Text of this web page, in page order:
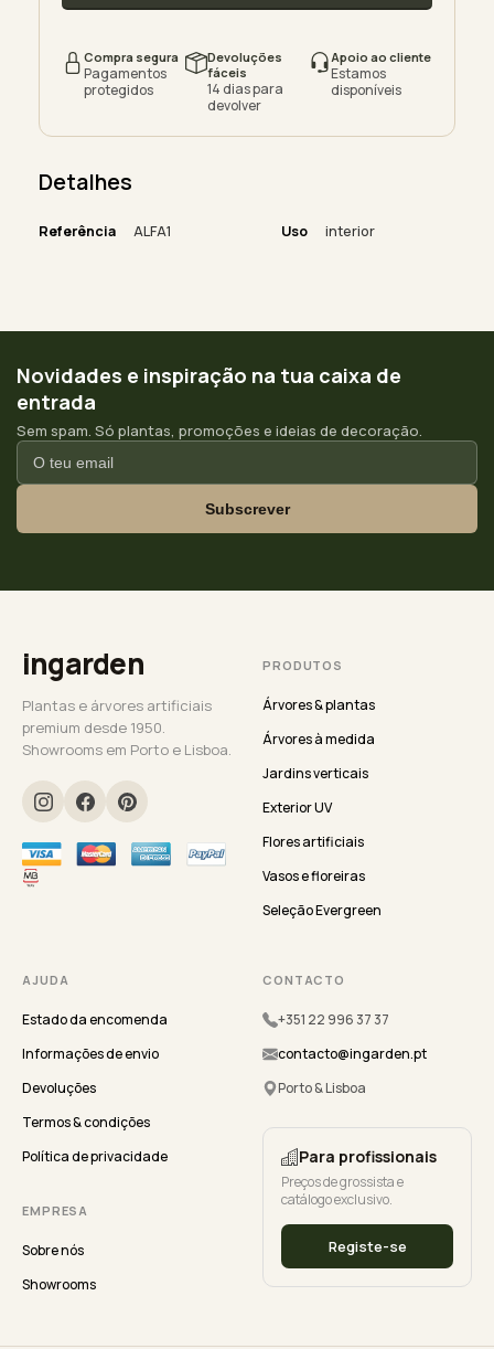
Compra segura
Pagamentos
protegidos
Devoluções
fáceis
14 dias para
devolver
Apoio ao cliente
Estamos
disponíveis
Detalhes
Referência ALFA1 Uso interior
Novidades e inspiração na tua caixa de
entrada
Sem spam. Só plantas, promoções e ideias de decoração.
Subscrever
ingarden
Plantas e árvores artificiais
premium desde 1950.
Showrooms em Porto e Lisboa.
PRODUTOS
Árvores & plantas
Árvores à medida
Jardins verticais
Exterior UV
Flores artificiais
Vasos e floreiras
Seleção Evergreen
AJUDA
Estado da encomenda
Informações de envio
Devoluções
Termos & condições
Política de privacidade
EMPRESA
Sobre nós
Showrooms
CONTACTO
+351 22 996 37 37
contacto@ingarden.pt
Porto & Lisboa
Para profissionais
Preços de grossista e
catálogo exclusivo.
Registe-se